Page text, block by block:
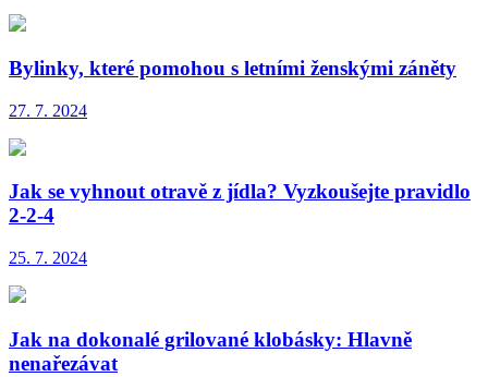
Bylinky, které pomohou s letními ženskými záněty
27. 7. 2024
Jak se vyhnout otravě z jídla? Vyzkoušejte pravidlo
2-2-4
25. 7. 2024
Jak na dokonalé grilované klobásky: Hlavně
nenařezávat